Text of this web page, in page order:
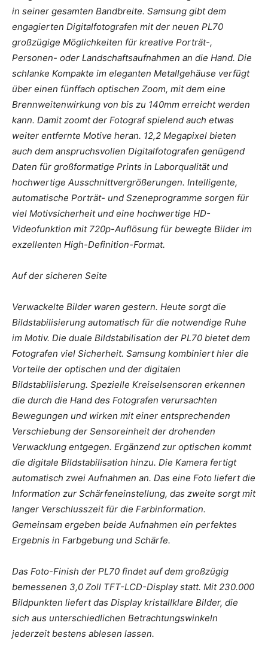
in seiner gesamten Bandbreite. Samsung gibt dem
engagierten Digitalfotografen mit der neuen PL70
großzügige Möglichkeiten für kreative Porträt-,
Personen- oder Landschaftsaufnahmen an die Hand. Die
schlanke Kompakte im eleganten Metallgehäuse verfügt
über einen fünffach optischen Zoom, mit dem eine
Brennweitenwirkung von bis zu 140mm erreicht werden
kann. Damit zoomt der Fotograf spielend auch etwas
weiter entfernte Motive heran. 12,2 Megapixel bieten
auch dem anspruchsvollen Digitalfotografen genügend
Daten für großformatige Prints in Laborqualität und
hochwertige Ausschnittvergrößerungen. Intelligente,
automatische Porträt- und Szeneprogramme sorgen für
viel Motivsicherheit und eine hochwertige HD-
Videofunktion mit 720p-Auflösung für bewegte Bilder im
exzellenten High-Definition-Format.
Auf der sicheren Seite
Verwackelte Bilder waren gestern. Heute sorgt die
Bildstabilisierung automatisch für die notwendige Ruhe
im Motiv. Die duale Bildstabilisation der PL70 bietet dem
Fotografen viel Sicherheit. Samsung kombiniert hier die
Vorteile der optischen und der digitalen
Bildstabilisierung. Spezielle Kreiselsensoren erkennen
die durch die Hand des Fotografen verursachten
Bewegungen und wirken mit einer entsprechenden
Verschiebung der Sensoreinheit der drohenden
Verwacklung entgegen. Ergänzend zur optischen kommt
die digitale Bildstabilisation hinzu. Die Kamera fertigt
automatisch zwei Aufnahmen an. Das eine Foto liefert die
Information zur Schärfeneinstellung, das zweite sorgt mit
langer Verschlusszeit für die Farbinformation.
Gemeinsam ergeben beide Aufnahmen ein perfektes
Ergebnis in Farbgebung und Schärfe.
Das Foto-Finish der PL70 findet auf dem großzügig
bemessenen 3,0 Zoll TFT-LCD-Display statt. Mit 230.000
Bildpunkten liefert das Display kristallklare Bilder, die
sich aus unterschiedlichen Betrachtungswinkeln
jederzeit bestens ablesen lassen.